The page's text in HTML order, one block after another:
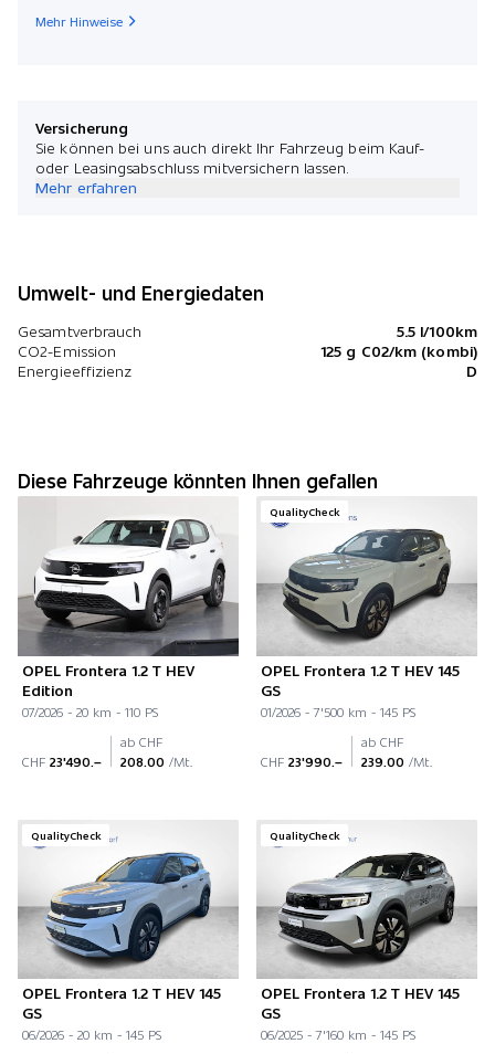
Mehr Hinweise
Versicherung
Sie können bei uns auch direkt Ihr Fahrzeug beim Kauf-
oder Leasingsabschluss mitversichern lassen.
Mehr erfahren
Umwelt- und Energiedaten
Gesamtverbrauch
5.5 l/100km
CO2-Emission
125 g C02/km (kombi)
Energieeffizienz
D
Diese Fahrzeuge könnten Ihnen gefallen
OPEL Frontera 1.2 T HEV
Edition
07/2026 - 20 km - 110 PS
CHF 23'490.–
ab CHF
208.00 /Mt.
QualityCheck
OPEL Frontera 1.2 T HEV 145
GS
01/2026 - 7'500 km - 145 PS
CHF 23'990.–
ab CHF
239.00 /Mt.
QualityCheck
OPEL Frontera 1.2 T HEV 145
GS
06/2026 - 20 km - 145 PS
QualityCheck
OPEL Frontera 1.2 T HEV 145
GS
06/2025 - 7'160 km - 145 PS